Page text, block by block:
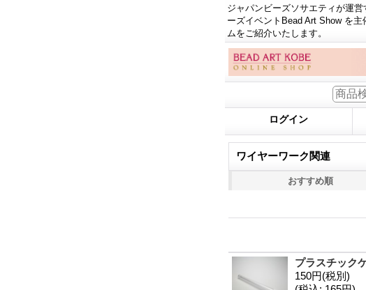
ジャパンビーズソサエティが運
ーズイベントBead Art Show を
ムをご紹介いたします。
ログイン
ワイヤーワーク関連
おすすめ順
プラスチック
150円(税別)